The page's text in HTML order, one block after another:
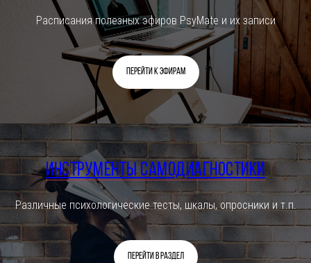
Расписания полезных эфиров PsyMate и их записи
Перейти к эфирам
Инструменты самодиагностики
Различные психологические тесты, шкалы, опросники и т.п.
Перейти в раздел